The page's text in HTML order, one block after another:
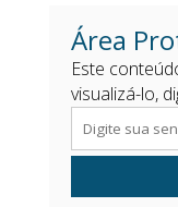
Área
Este
visualizá-lo,